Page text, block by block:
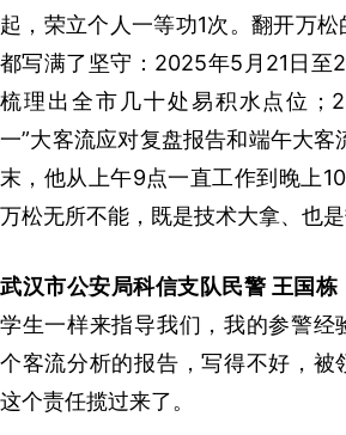
起，荣立个人一等功1次。翻开万
都写满了坚守：2025年5月21日至
梳理出全市几十处易积水点位；
一”大客流应对复盘报告和端午大客
末，他从上午9点一直工作到晚上
万松无所不能，既是技术大拿、也是
武汉市公安局科信支队民警 王国栋
学生一样来指导我们，我的参警经
个客流分析的报告，写得不好，被
这个责任揽过来了。